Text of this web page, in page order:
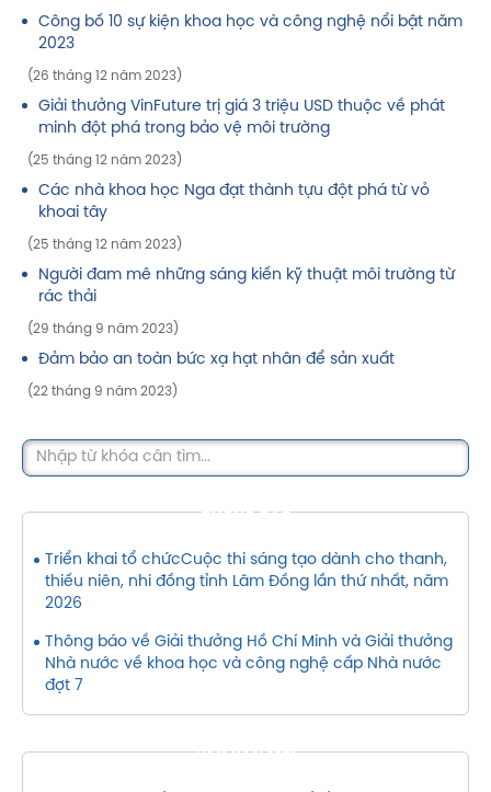
Công bố 10 sự kiện khoa học và công nghệ nổi bật năm
2023
(26 tháng 12 năm 2023)
Giải thưởng VinFuture trị giá 3 triệu USD thuộc về phát
minh đột phá trong bảo vệ môi trường
(25 tháng 12 năm 2023)
Các nhà khoa học Nga đạt thành tựu đột phá từ vỏ
khoai tây
(25 tháng 12 năm 2023)
Người đam mê những sáng kiến kỹ thuật môi trường từ
rác thải
(29 tháng 9 năm 2023)
Đảm bảo an toàn bức xạ hạt nhân để sản xuất
(22 tháng 9 năm 2023)
THÔNG BÁO
Triển khai tổ chứcCuộc thi sáng tạo dành cho thanh,
thiếu niên, nhi đồng tỉnh Lâm Đồng lần thứ nhất, năm
2026
Thông báo về Giải thưởng Hồ Chí Minh và Giải thưởng
Nhà nước về khoa học và công nghệ cấp Nhà nước
đợt 7
VĂN BẢN MỚI